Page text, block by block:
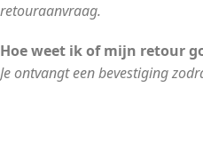
retouraanvraag.
Hoe weet ik of mijn retour
Je ontvangt een bevestiging